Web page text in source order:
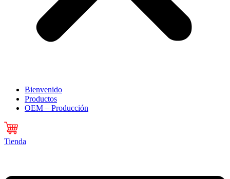
Bienvenido
Productos
OEM – Producción
Tienda